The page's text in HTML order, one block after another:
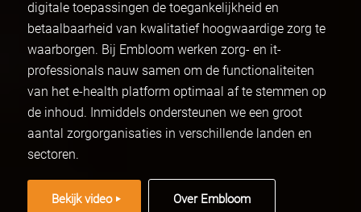
digitale toepassingen de toegankelijkheid en
betaalbaarheid van kwalitatief hoogwaardige zorg te
waarborgen. Bij Embloom werken zorg- en it-
professionals nauw samen om de functionaliteiten
van het e-health platform optimaal af te stemmen op
de inhoud. Inmiddels ondersteunen we een groot
aantal zorgorganisaties in verschillende landen en
sectoren.
Bekijk video Over Embloom